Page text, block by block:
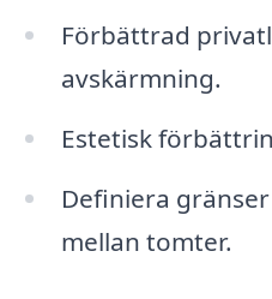
Förbättrad
avskärmning.
Estetisk
Definiera
mellan tomter.